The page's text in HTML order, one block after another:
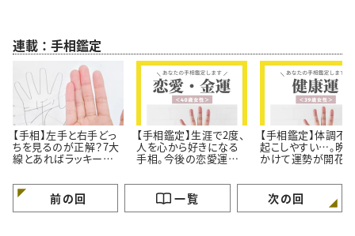
連載：手相鑑定
【手相】左手と右手どっ
ちを見るのが正解？7大
線とあればラッキーな
【手相鑑定】生涯で2度、
人を心から好きになる
手相。今後の恋愛運と
【手相鑑定】体調不
起こしやすい…。晩
かけて運勢が開花
前の回 一覧 次の回